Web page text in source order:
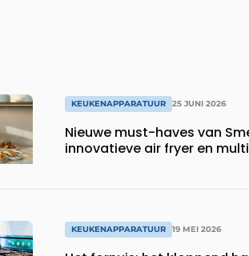
KEUKENAPPARATUUR 25 JUNI 2026
Nieuwe must-haves van
innovatieve air fryer en
KEUKENAPPARATUUR 19 MEI 2026